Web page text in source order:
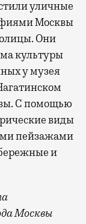
уличные
Москвы
Они
культуры
у музея
С помощью
виды
пейзажами
и
Москвы